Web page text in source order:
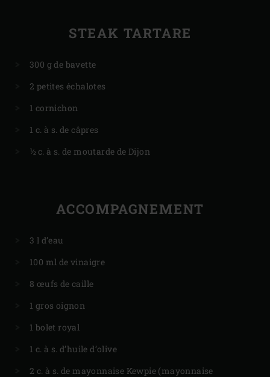
STEAK TARTARE
300 g de bavette
2 petites échalotes
1 cornichon
1 c. à s. de câpres
½ c. à s. de moutarde de Dijon
ACCOMPAGNEMENT
3 l d’eau
100 ml de vinaigre
8 œufs de caille
1 gros oignon
1 bolet royal
1 c. à s. d’huile d’olive
2 c. à s. de mayonnaise Kewpie (mayonnaise